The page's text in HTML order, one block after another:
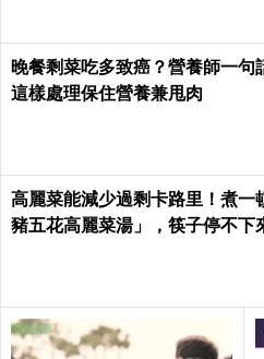
晚餐剩菜吃多致癌？營養師一句
這樣處理保住營養兼甩肉
高麗菜能減少過剩卡路里！煮一
豬五花高麗菜湯」，筷子停不下